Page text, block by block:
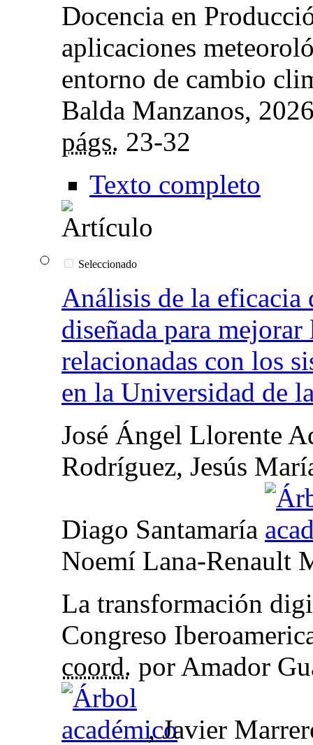
Docencia en
aplicaciones
entorno de cambio
Balda Manzanos,
págs. 23-32
Texto completo
Seleccionado
Análisis de la eficacia
diseñada para
relacionadas con los
en la Universidad de
José Ángel Llorente
Rodríguez, Jesús
Diago Santamaría
Noemí Lana-Renault
La transformación
Congreso
coord. por Amador
, Javier